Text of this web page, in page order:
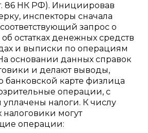
86 НК РФ). Инициировав
инспекторы сначала
запрос о
остатках денежных средств
и выписки по операциям
На основании данных справок
и делают выводы,
банковской карте физлица
операции, с
налоги. К числу
могут
операции: